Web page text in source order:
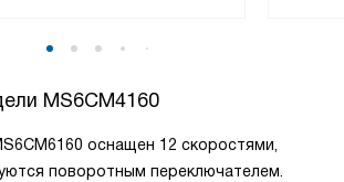
MS6CM4160
оснащен 12 скоростями,
поворотным переключателем.